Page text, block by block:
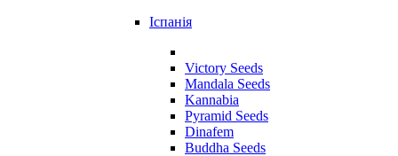
Іспанія
Victory Seeds
Mandala Seeds
Kannabia
Pyramid Seeds
Dinafem
Buddha Seeds